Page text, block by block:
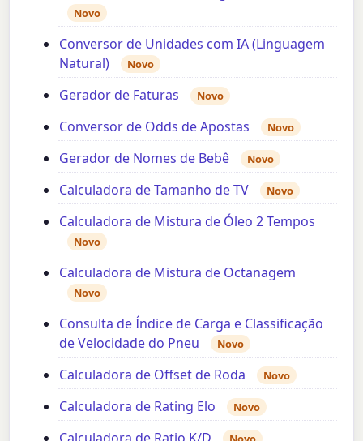
Novo
Conversor de Unidades com IA (Linguagem
Natural)
Novo
Gerador de Faturas Novo
Conversor de Odds de Apostas Novo
Gerador de Nomes de Bebê Novo
Calculadora de Tamanho de TV Novo
Calculadora de Mistura de Óleo 2 Tempos
Novo
Calculadora de Mistura de Octanagem
Novo
Consulta de Índice de Carga e Classificação
de Velocidade do Pneu
Novo
Calculadora de Offset de Roda Novo
Calculadora de Rating Elo Novo